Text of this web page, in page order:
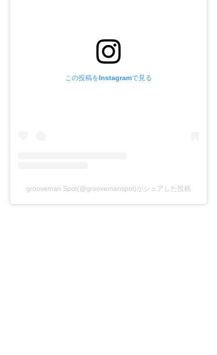
この投稿をInstagramで見る
grooveman Spot(@groovemanspot)がシェアした投稿